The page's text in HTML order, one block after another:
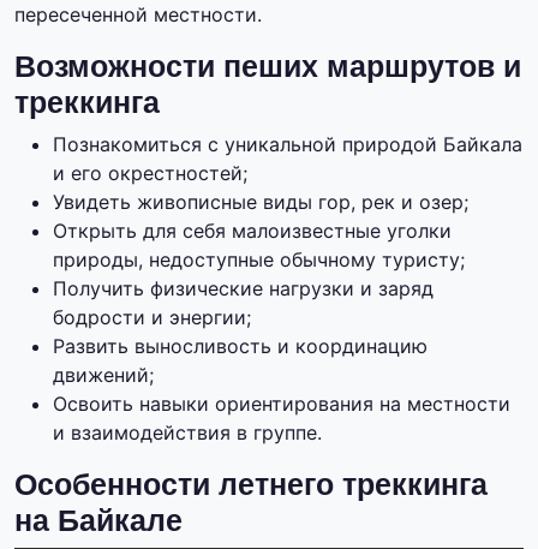
пересеченной местности.
Возможности пеших маршрутов и
треккинга
Познакомиться с уникальной природой Байкала
и его окрестностей;
Увидеть живописные виды гор, рек и озер;
Открыть для себя малоизвестные уголки
природы, недоступные обычному туристу;
Получить физические нагрузки и заряд
бодрости и энергии;
Развить выносливость и координацию
движений;
Освоить навыки ориентирования на местности
и взаимодействия в группе.
Особенности летнего треккинга
на Байкале